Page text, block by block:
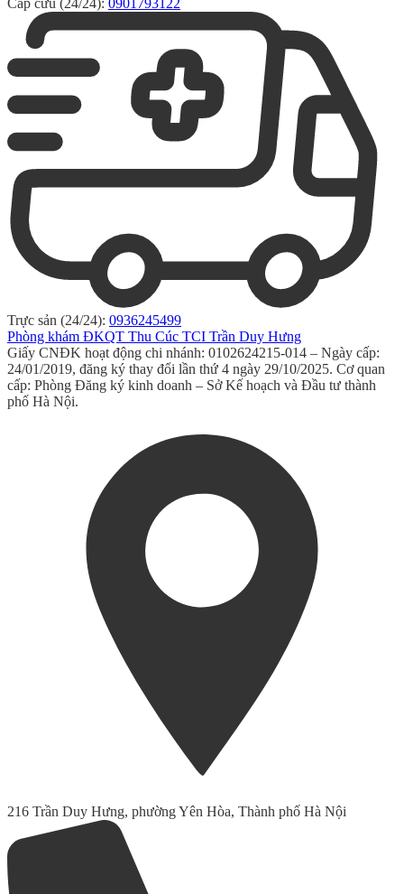
Trực sản (24/24): 0936245499
Phòng khám ĐKQT Thu Cúc TCI Trần Duy Hưng
Giấy CNĐK hoạt động chi nhánh: 0102624215-014 – Ngày cấp:
24/01/2019, đăng ký thay đổi lần thứ 4 ngày 29/10/2025. Cơ quan
cấp: Phòng Đăng ký kinh doanh – Sở Kế hoạch và Đầu tư thành
phố Hà Nội.
216 Trần Duy Hưng, phường Yên Hòa, Thành phố Hà Nội